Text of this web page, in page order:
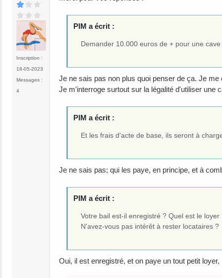
Inscription :
18-05-2023
Messages :
4
PIM a écrit :
Demander 10.000 euros de + pour une
Je ne sais pas non plus quoi penser de ça. Je
Je m'interroge surtout sur la légalité d'utiliser
PIM a écrit :
Et les frais d'acte de base, ils seront à
Je ne sais pas; qui les paye, en principe, et à
PIM a écrit :
Votre bail est-il enregistré ? Quel est le loyer
N'avez-vous pas intérêt à rester locataires ?
Oui, il est enregistré, et on paye un tout petit